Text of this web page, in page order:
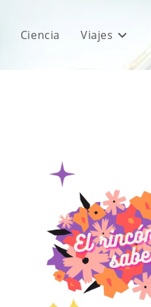
Ciencia Viajes